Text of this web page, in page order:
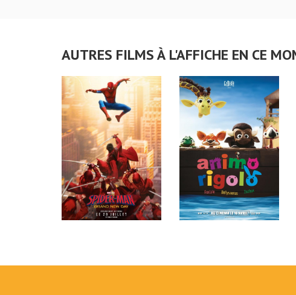
AUTRES FILMS À L'AFFICHE EN CE